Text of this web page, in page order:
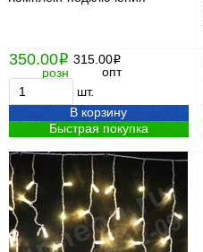
350.00i
розн
315.00i
опт
шт.
В корзину
Быстрая покупка